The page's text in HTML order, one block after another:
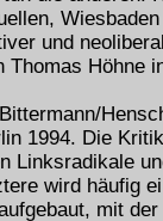
und
Höhne
1994. Die
Linksradikale
wird häufig
mit